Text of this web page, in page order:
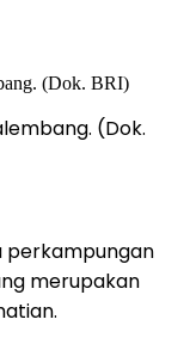
(Dok.
perkampungan
merupakan